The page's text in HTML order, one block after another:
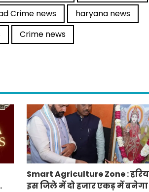
Crime news
haryana news
Crime news
Smart Agriculture Zone :
इस जिले में दो हजार एकड़ में बनेगा